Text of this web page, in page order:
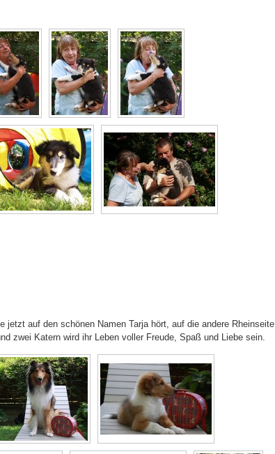
jetzt auf den schönen Namen Tarja hört, auf die andere Rheinseite
zwei Katern wird ihr Leben voller Freude, Spaß und Liebe sein.